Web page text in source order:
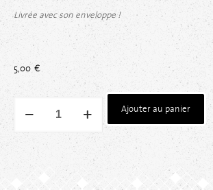
Livrée avec son enveloppe !
5,00€
Ajouter au panier